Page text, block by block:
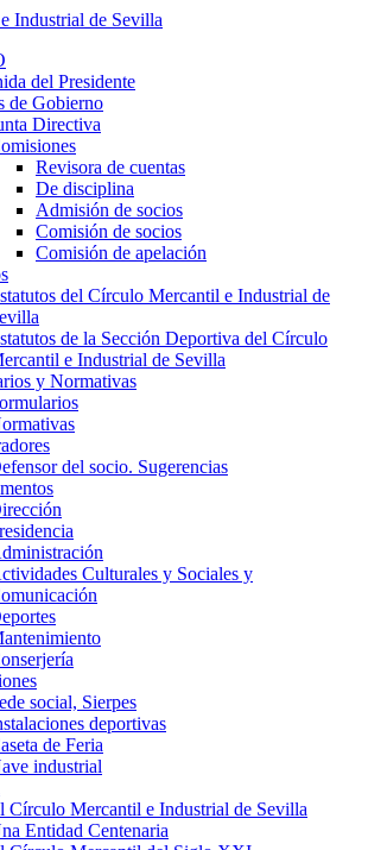
del Presidente
de Gobierno
Directiva
Revisora de cuentas
De disciplina
Admisión de socios
Comisión de socios
Comisión de apelación
del Círculo Mercantil e Industrial de
de la Sección Deportiva del Círculo
e Industrial de Sevilla
y Normativas
del socio. Sugerencias
Culturales y Sociales y
social, Sierpes
deportivas
de Feria
industrial
Círculo Mercantil e Industrial de Sevilla
Entidad Centenaria